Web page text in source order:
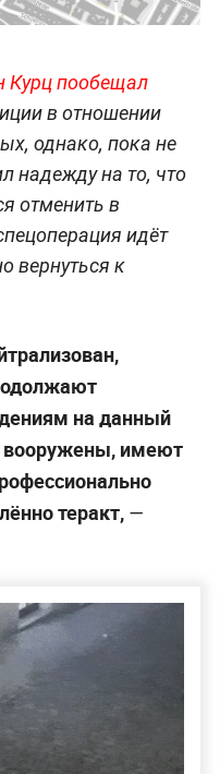
Курц пообещал
в отношении
однако, пока не
надежду на то, что
отменить в
идёт
вернуться к
на данный
вооружены, имеют
теракт,—